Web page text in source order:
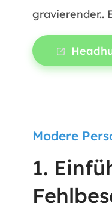
gravierender..
Modere
1.